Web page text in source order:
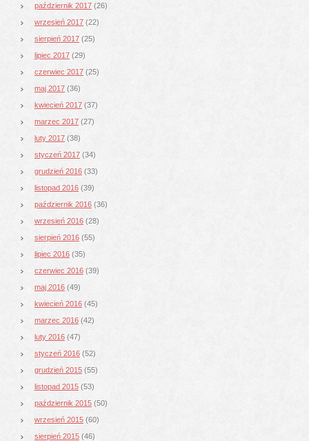
październik 2017 (26)
wrzesień 2017 (22)
sierpień 2017 (25)
lipiec 2017 (29)
czerwiec 2017 (25)
maj 2017 (36)
kwiecień 2017 (37)
marzec 2017 (27)
luty 2017 (38)
styczeń 2017 (34)
grudzień 2016 (33)
listopad 2016 (39)
październik 2016 (36)
wrzesień 2016 (28)
sierpień 2016 (55)
lipiec 2016 (35)
czerwiec 2016 (39)
maj 2016 (49)
kwiecień 2016 (45)
marzec 2016 (42)
luty 2016 (47)
styczeń 2016 (52)
grudzień 2015 (55)
listopad 2015 (53)
październik 2015 (50)
wrzesień 2015 (60)
sierpień 2015 (46)